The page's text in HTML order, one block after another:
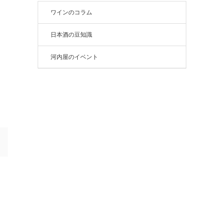
ワインのコラム
日本酒の豆知識
河内屋のイベント